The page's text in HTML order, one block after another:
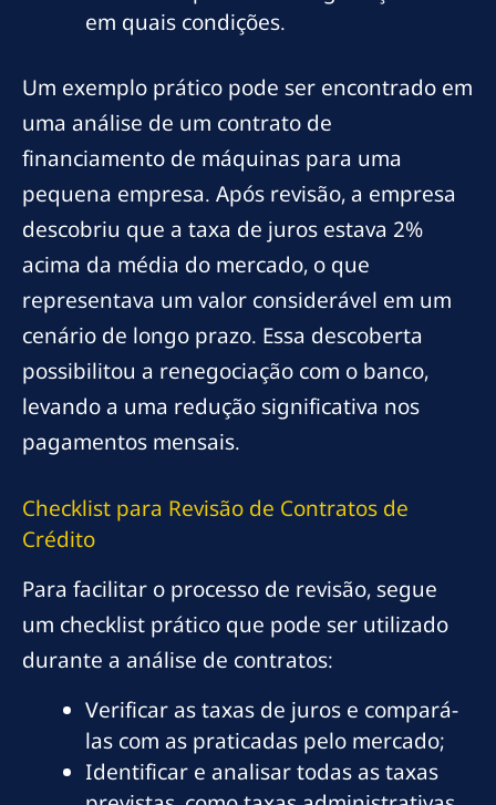
em quais condições.
Um exemplo prático pode ser encontrado em
uma análise de um contrato de
financiamento de máquinas para uma
pequena empresa. Após revisão, a empresa
descobriu que a taxa de juros estava 2%
acima da média do mercado, o que
representava um valor considerável em um
cenário de longo prazo. Essa descoberta
possibilitou a renegociação com o banco,
levando a uma redução significativa nos
pagamentos mensais.
Checklist para Revisão de Contratos de
Crédito
Para facilitar o processo de revisão, segue
um checklist prático que pode ser utilizado
durante a análise de contratos:
Verificar as taxas de juros e compará-
las com as praticadas pelo mercado;
Identificar e analisar todas as taxas